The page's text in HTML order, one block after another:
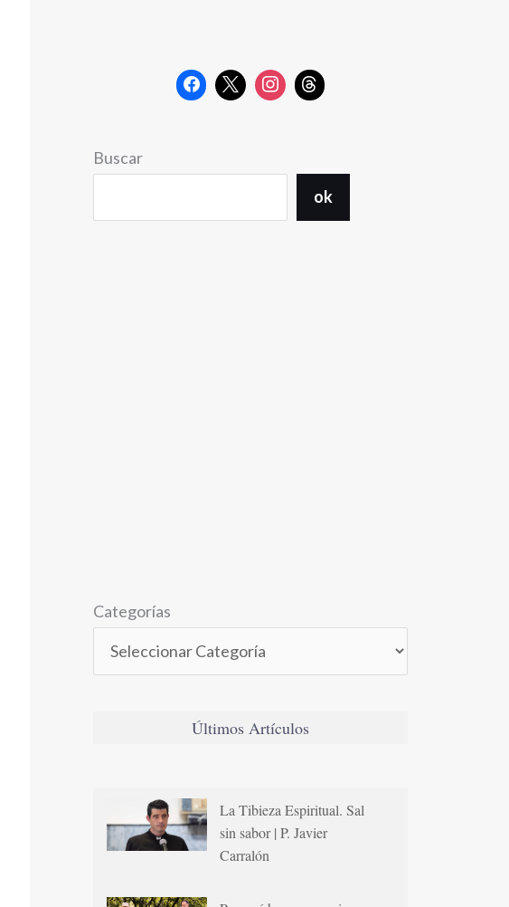
Buscar
ok
Categorías
Últimos Artículos
La Tibieza Espiritual. Sal
sin sabor | P. Javier
Carralón